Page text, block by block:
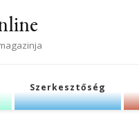
Szerkesztőség